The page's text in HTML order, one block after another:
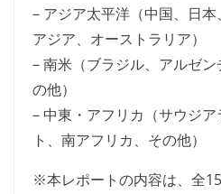
– アジア太平洋（中国、日
アジア、オーストラリア）
– 南米（ブラジル、アルゼ
の他）
– 中東・アフリカ（サウジ
ト、南アフリカ、その他）
※本レポートの内容は、全